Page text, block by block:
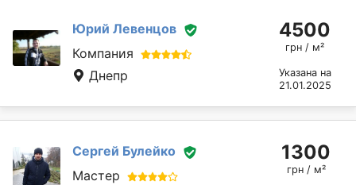
Юрий Левенцов
Компания
Днепр
4500
грн / м²
Указана на
21.01.2025
Сергей Булейко
Мастер
1300
грн / м²